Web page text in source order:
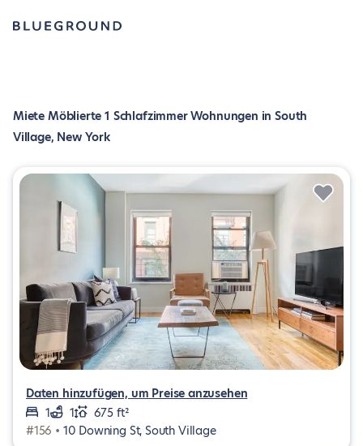
Miete Möblierte 1 Schlafzimmer Wohnungen in South
Village, New York
Daten hinzufügen, um Preise anzusehen
1
1
675 ft²
#156 • 10 Downing St, South Village